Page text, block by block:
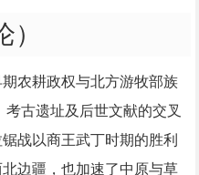
农耕政权与北方游牧部族
古遗址及后世文献的交叉
战以商王武丁时期的胜利
边疆，也加速了中原与草